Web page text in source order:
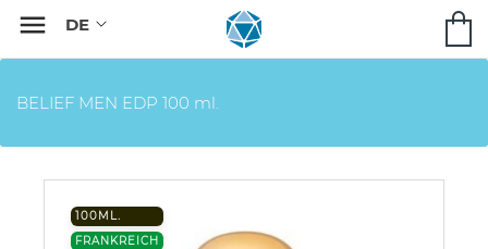

BELIEF MEN EDP 100 ml.
100ML.
FRANKREICH